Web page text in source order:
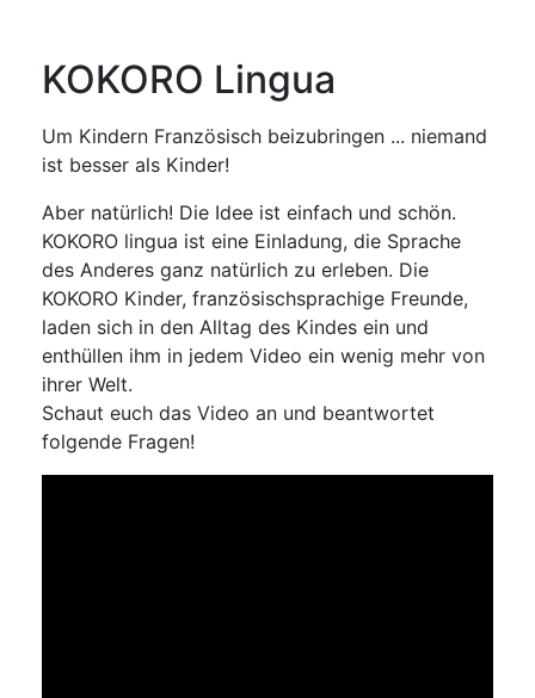
KOKORO Lingua
Um Kindern Französisch beizubringen ... niemand
ist besser als Kinder!
Aber natürlich! Die Idee ist einfach und schön.
KOKORO lingua ist eine Einladung, die Sprache
des Anderes ganz natürlich zu erleben. Die
KOKORO Kinder, französischsprachige Freunde,
laden sich in den Alltag des Kindes ein und
enthüllen ihm in jedem Video ein wenig mehr von
ihrer Welt.
Schaut euch das Video an und beantwortet
folgende Fragen!